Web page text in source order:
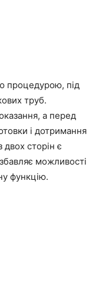
процедурою, під
труб.
а перед
і дотримання
сторін є
можливості
функцію.